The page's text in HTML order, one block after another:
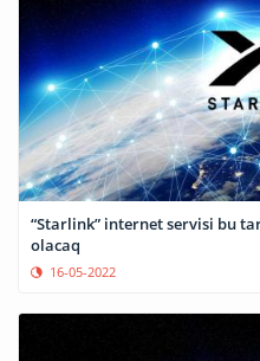
“Starlink” internet servisi bu
olacaq
16-05-2022